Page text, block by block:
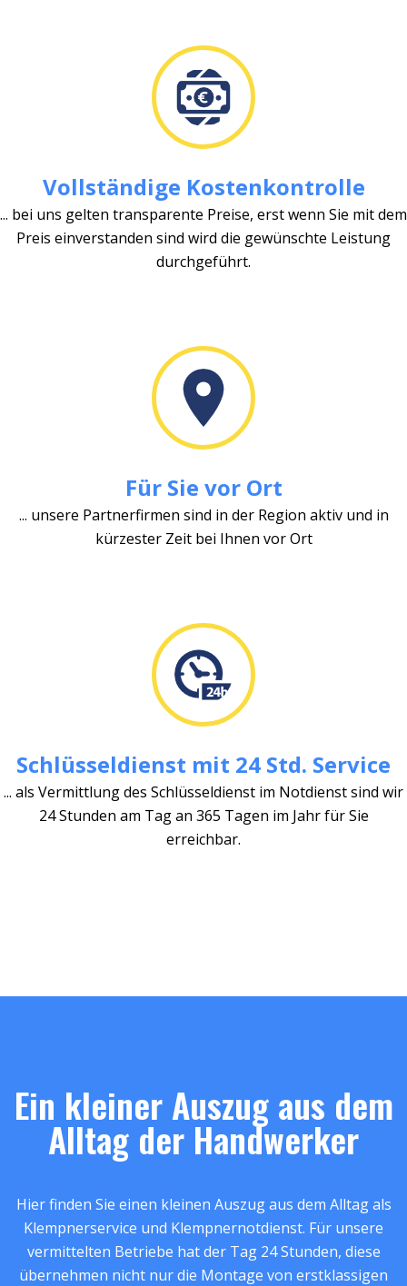
Vollständige Kostenkontrolle
... bei uns gelten transparente Preise, erst wenn Sie mit dem
Preis einverstanden sind wird die gewünschte Leistung
durchgeführt.
Für Sie vor Ort
... unsere Partnerfirmen sind in der Region aktiv und in
kürzester Zeit bei Ihnen vor Ort
Schlüsseldienst mit 24 Std. Service
... als Vermittlung des Schlüsseldienst im Notdienst sind wir
24 Stunden am Tag an 365 Tagen im Jahr für Sie
erreichbar.
Ein kleiner Auszug aus dem
Alltag der Handwerker
Hier finden Sie einen kleinen Auszug aus dem Alltag als
Klempnerservice und Klempnernotdienst. Für unsere
vermittelten Betriebe hat der Tag 24 Stunden, diese
übernehmen nicht nur die Montage von erstklassigen